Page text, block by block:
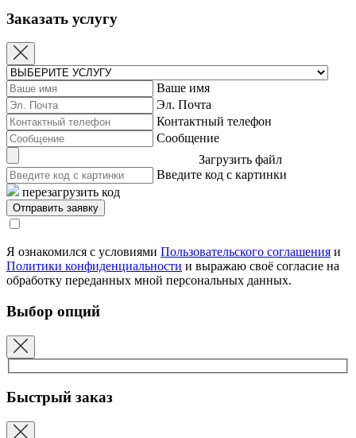
Заказать услугу
Ваше имя
Эл. Почта
Контактный телефон
Сообщение
Загрузить файл
Введите код с картинки
перезагрузить код
Я ознакомился с условиями Пользовательского соглашения и
Политики конфиденциальности и выражаю своё согласие на
обработку переданных мной персональных данных.
Выбор опций
Быстрый заказ